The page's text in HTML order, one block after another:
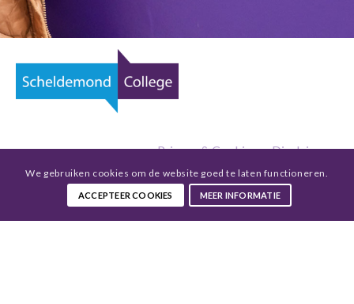
Privacy & Cookies—Disclaimer
Weyevlietplein 7-13
4385 CH Vlissingen
We gebruiken cookies om de website goed te laten functioneren.
ACCEPTEER COOKIES MEER INFORMATIE